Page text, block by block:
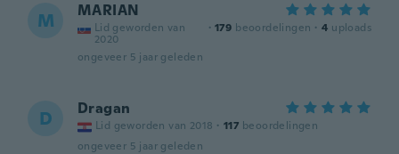
M MARIAN
Lid geworden van
2020
· 179 beoordelingen · 4 uploads
ongeveer 5 jaar geleden
D Dragan
Lid geworden van 2018 · 117 beoordelingen
ongeveer 5 jaar geleden